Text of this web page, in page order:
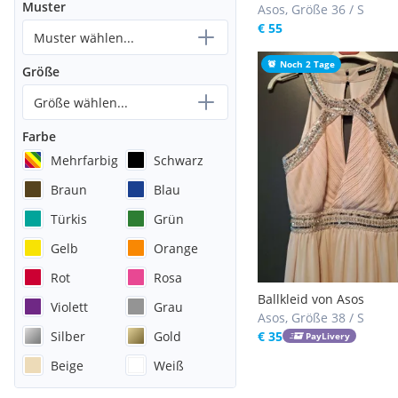
Muster
Muster wählen...
Größe
Größe wählen...
Farbe
Mehrfarbig
Schwarz
Braun
Blau
Türkis
Grün
Gelb
Orange
Rot
Rosa
Violett
Grau
Silber
Gold
Beige
Weiß
Asos, Größe 36 / S
€ 55
Noch 2 Tage
Ballkleid von Asos
Asos, Größe 38 / S
€ 35
PayLivery